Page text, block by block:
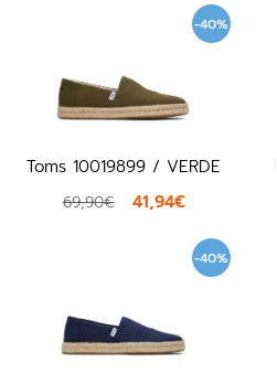
-40%
Toms 10019899 / VERDE
69,90€ 41,94€
-40%